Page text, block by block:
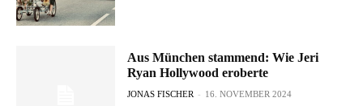
Aus München stammend: Wie Jeri
Ryan Hollywood eroberte
JONAS FISCHER - 16. NOVEMBER 2024